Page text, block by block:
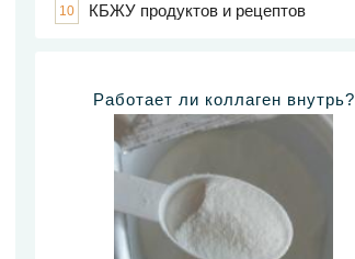
10 КБЖУ продуктов и рецептов
Работает ли коллаген внутрь?